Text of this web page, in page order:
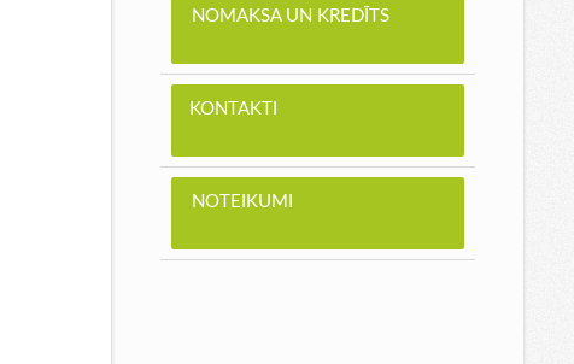
NOMAKSA UN KREDĪTS
KONTAKTI
NOTEIKUMI